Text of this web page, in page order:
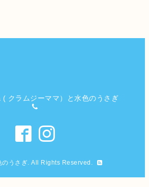
クラムジーママ）と水色のうさぎ
のうさぎ. All Rights Reserved.